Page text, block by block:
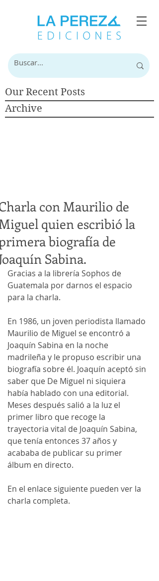
Our Recent Posts
Archive
con Maurilio de
quien escribió la
biografía de
Sabina.
Gracias a la librería Sophos de
Guatemala por darnos el espacio
para la charla.
En 1986, un joven periodista llamado
Maurilio de Miguel se encontró a
Joaquín Sabina en la noche
madrileña y le propuso escribir una
biografía sobre él. Joaquín aceptó sin
saber que De Miguel ni siquiera
había hablado con una editorial.
Meses después salió a la luz el
primer libro que recoge la
trayectoria vital de Joaquín Sabina,
que tenía entonces 37 años y
acababa de publicar su primer
álbum en directo.
En el enlace siguiente pueden ver la
charla completa.